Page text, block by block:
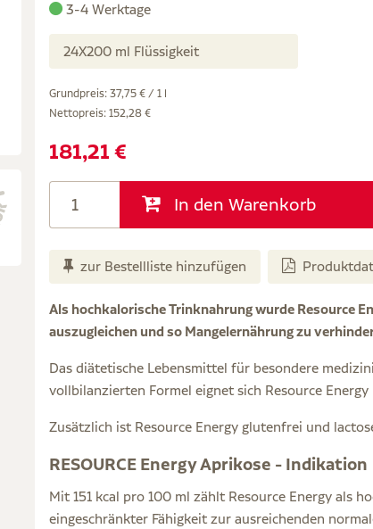
3-4 Werktage
24X200 ml Flüssigkeit
Grundpreis: 37,75 € / 1 l
Nettopreis: 152,28 €
181,21 €
In den Warenkorb
zur Bestellliste hinzufügen
Als hochkalorische Trinknahrung wurde Resource
auszugleichen und so Mangelernährung zu
Das diätetische Lebensmittel für besondere
vollbilanzierten Formel eignet sich Resource
Zusätzlich ist Resource Energy glutenfrei und
RESOURCE Energy Aprikose - Indikation
Mit 151 kcal pro 100 ml zählt Resource Energy als
eingeschränkter Fähigkeit zur ausreichenden